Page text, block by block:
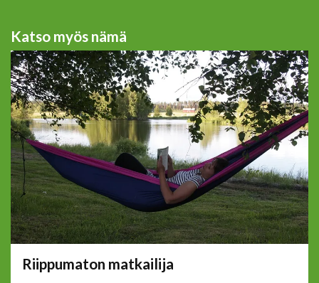
Katso myös nämä
Riippumaton matkailija